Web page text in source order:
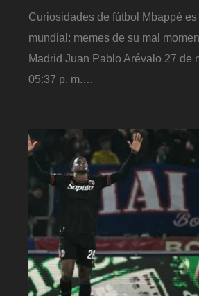
Curiosidades de fútbol Mbappé
mundial: memes de su mal
Madrid Juan Pablo Arévalo 27 de
05:37 p. m.…